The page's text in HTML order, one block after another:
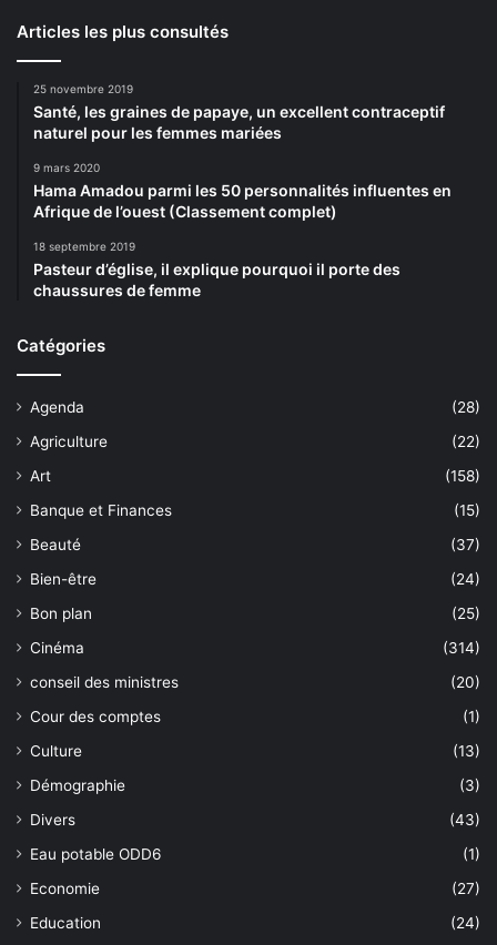
Articles les plus consultés
25 novembre 2019
Santé, les graines de papaye, un excellent contraceptif
naturel pour les femmes mariées
9 mars 2020
Hama Amadou parmi les 50 personnalités influentes en
Afrique de l’ouest (Classement complet)
18 septembre 2019
Pasteur d’église, il explique pourquoi il porte des
chaussures de femme
Catégories
Agenda
(28)
Agriculture
(22)
Art
(158)
Banque et Finances
(15)
Beauté
(37)
Bien-être
(24)
Bon plan
(25)
Cinéma
(314)
conseil des ministres
(20)
Cour des comptes
(1)
Culture
(13)
Démographie
(3)
Divers
(43)
Eau potable ODD6
(1)
Economie
(27)
Education
(24)